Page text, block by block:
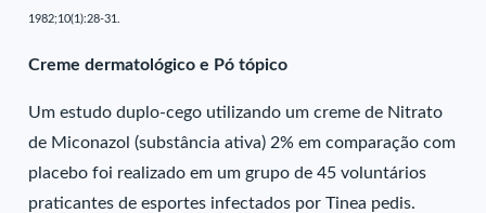
1982;10(1):28-31.
Creme dermatológico e Pó tópico
Um estudo duplo-cego utilizando um creme de Nitrato
de Miconazol (substância ativa) 2% em comparação com
placebo foi realizado em um grupo de 45 voluntários
praticantes de esportes infectados por Tinea pedis.